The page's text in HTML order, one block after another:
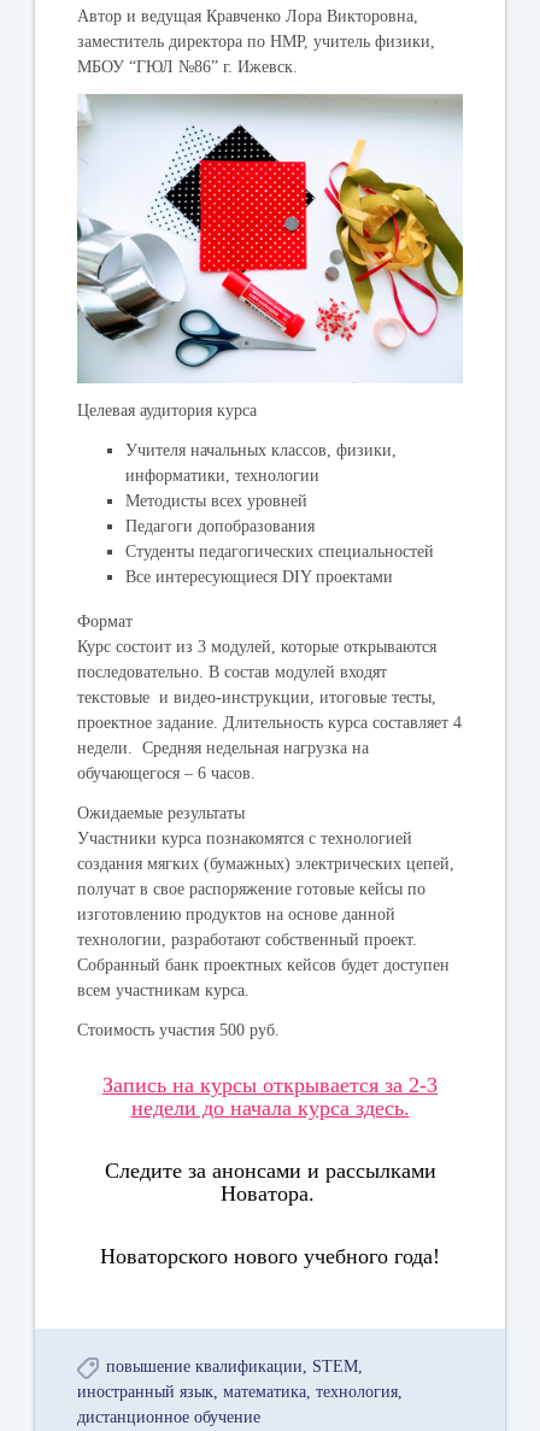
Автор и ведущая Кравченко Лора Викторовна,
заместитель директора по НМР, учитель физики,
МБОУ “ГЮЛ №86” г. Ижевск.
Целевая аудитория курса
Учителя начальных классов, физики,
информатики, технологии
Методисты всех уровней
Педагоги допобразования
Студенты педагогических специальностей
Все интересующиеся DIY проектами
Формат
Курс состоит из 3 модулей, которые открываются
последовательно. В состав модулей входят
текстовые и видео-инструкции, итоговые тесты,
проектное задание. Длительность курса составляет 4
недели. Средняя недельная нагрузка на
обучающегося – 6 часов.
Ожидаемые результаты
Участники курса познакомятся с технологией
создания мягких (бумажных) электрических цепей,
получат в свое распоряжение готовые кейсы по
изготовлению продуктов на основе данной
технологии, разработают собственный проект.
Собранный банк проектных кейсов будет доступен
всем участникам курса.
Стоимость участия 500 руб.
Запись на курсы открывается за 2-3
недели до начала курса здесь.
Следите за анонсами и рассылками
Новатора.
Новаторского нового учебного года!
повышение квалификации
STEM
иностранный язык математика технология
дистанционное обучение